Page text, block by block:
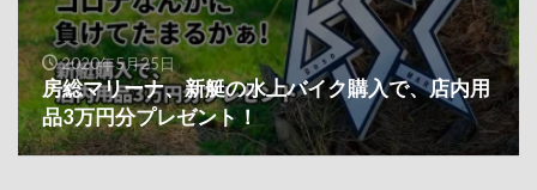
2020年5月25日
房総マリーナ、新艇の水上バイク購入で、店内用
品3万円分プレゼント！